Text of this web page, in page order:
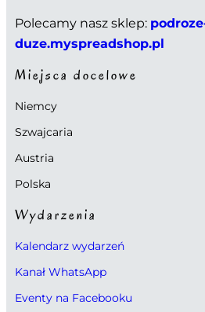
Polecamy nasz sklep:
duze.myspreadshop.pl
Miejsca docelowe
Niemcy
Szwajcaria
Austria
Polska
Wydarzenia
Kalendarz wydarzeń
Kanał WhatsApp
Eventy na Facebooku